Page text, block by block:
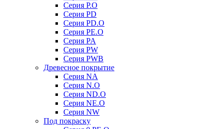
Серия P.O
Серия PD
Серия PD.O
Серия PE.O
Серия PA
Серия PW
Серия PWB
Древесное покрытие
Серия NA
Серия N.O
Серия ND.O
Серия NE.O
Серия NW
Под покраску